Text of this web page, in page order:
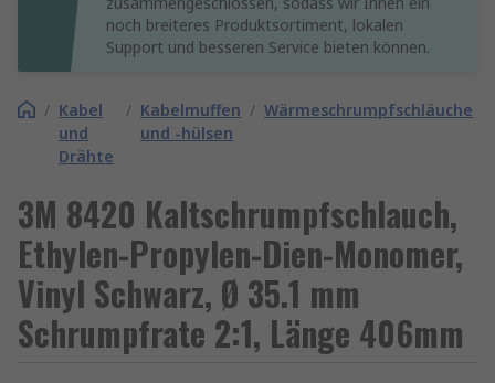
noch breiteres Produktsortiment, lokalen
Support und besseren Service bieten können.
/ Kabel
und
Drähte
/ Kabelmuffen
und -hülsen
/ Wärmeschrumpfschläuche
3M 8420 Kaltschrumpfschlauch,
Ethylen-Propylen-Dien-Monomer,
Vinyl Schwarz, Ø 35.1 mm
Schrumpfrate 2:1, Länge 406mm